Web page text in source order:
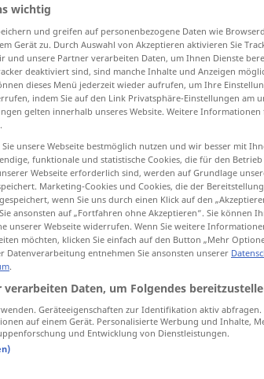
orbite
Höhle GEOL
Höhle
wichtig
und greifen auf personenbezogene Daten wie
Gerät zu. Durch Auswahl von Akzeptieren aktivieren Sie
und unsere Partner verarbeiten Daten, um Ihnen Dienste
deaktiviert sind, sind manche Inhalte und Anzeigen
dieses Menü jederzeit wieder aufrufen, um Ihre
indem Sie auf den Link Privatsphäre-Einstellungen am
gelten innerhalb unseres Website. Weitere Informationen
unsere Webseite bestmöglich nutzen und wir besser mit
funktionale und statistische Cookies, die für den
Webseite erforderlich sind, werden auf Grundlage
Marketing-Cookies und Cookies, die der
wenn Sie uns durch einen Klick auf den
ansonsten auf „Fortfahren ohne Akzeptieren“. Sie können
unserer Webseite widerrufen. Wenn Sie weitere
möchten, klicken Sie einfach auf den Button „Mehr
Datenverarbeitung entnehmen Sie ansonsten unserer
.
Daten, um Folgendes
Geräteeigenschaften zur Identifikation aktiv abfragen.
auf einem Gerät. Personalisierte Werbung und Inhalte,
und Entwicklung von Dienstleistungen.